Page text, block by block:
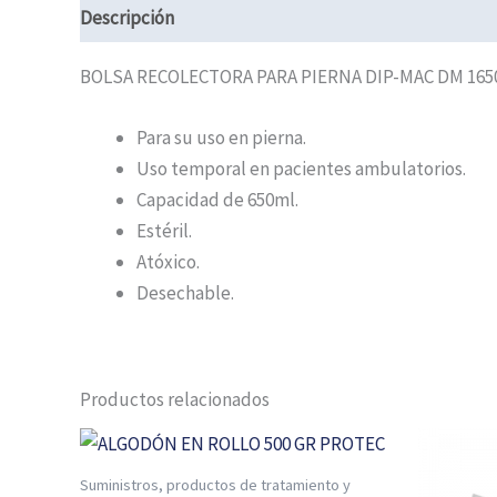
Descripción
BOLSA RECOLECTORA PARA PIERNA DIP-MAC DM
Para su uso en pierna.
Uso temporal en pacientes ambulatorios.
Capacidad de 650ml.
Estéril.
Atóxico.
Desechable.
Productos relacionados
Suministros, productos de tratamiento y